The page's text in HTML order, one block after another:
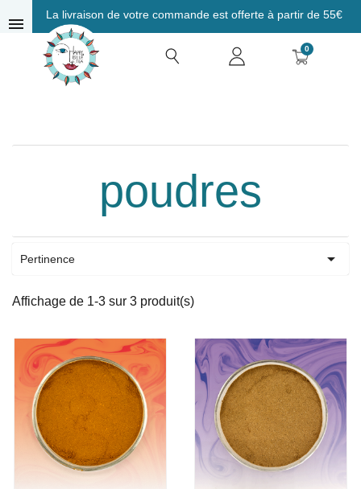
La livraison de votre commande est offerte à partir de 55€
0
poudres
Pertinence 
Affichage de 1-3 sur 3 produit(s)
menu